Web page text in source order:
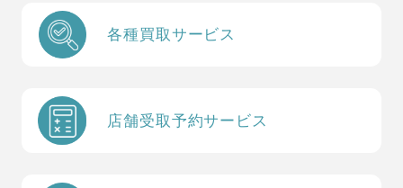
各種買取サービス
店舗受取予約サービス